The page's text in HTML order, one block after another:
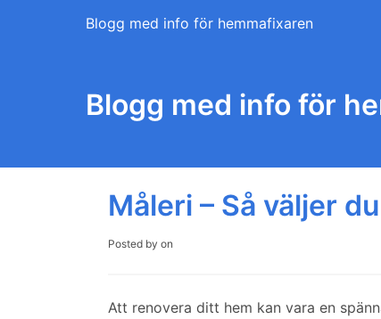
Blogg med info för hemmafixaren
Blogg med info för
Måleri – Så väljer
Posted by on
Att renovera ditt hem kan vara en